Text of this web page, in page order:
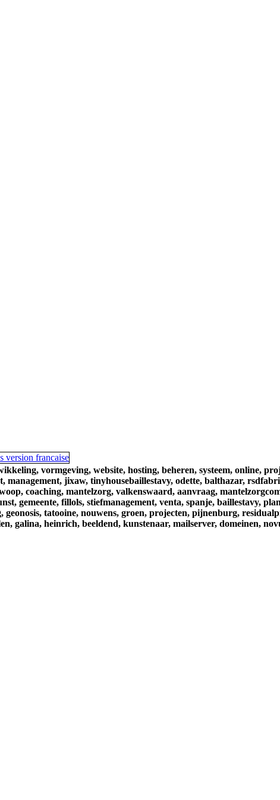
vormgeving, website, hosting, beheren, systeem, online,
management, jixaw, tinyhousebaillestavy, odette, balthazar,
coaching, mantelzorg, valkenswaard, aanvraag,
gemeente, fillols, stiefmanagement, venta, spanje, baillestavy,
geonosis, tatooine, nouwens, groen, projecten, pijnenburg,
galina, heinrich, beeldend, kunstenaar, mailserver, domeinen,